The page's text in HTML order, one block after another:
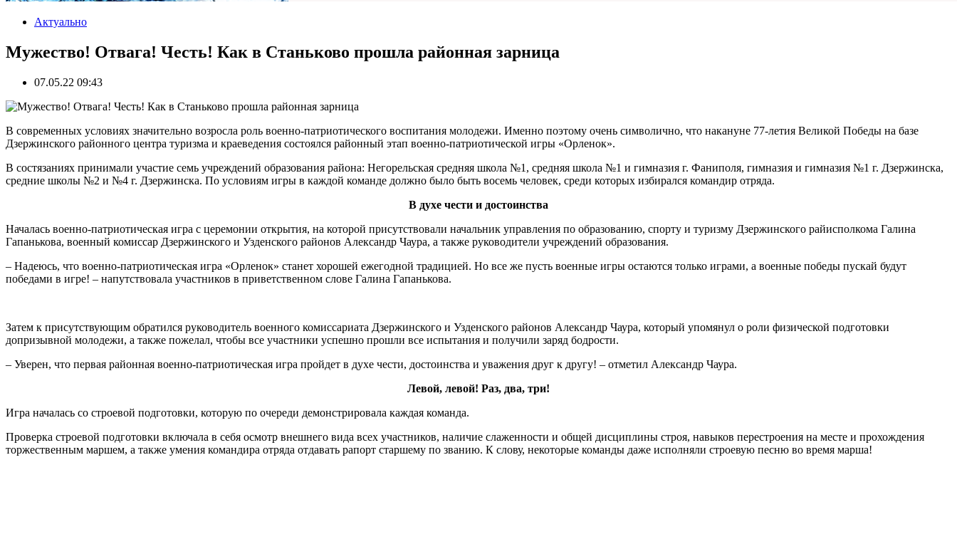
Актуально
Мужество! Отвага! Честь! Как в Станьково прошла районная зарница
07.05.22 09:43
В современных условиях значительно возросла роль военно-патриотического воспитания молодежи. Именно поэтому очень символично, что накануне 77-летия Великой Победы на базе
Дзержинского районного центра туризма и краеведения состоялся районный этап военно-патриотической игры «Орленок».
В состязаниях принимали участие семь учреждений образования района: Негорельская средняя школа №1, средняя школа №1 и гимназия г. Фаниполя, гимназия и гимназия №1 г. Дзержинска,
средние школы №2 и №4 г. Дзержинска. По условиям игры в каждой команде должно было быть восемь человек, среди которых избирался командир отряда.
В духе чести и достоинства
Началась военно-патриотическая игра с церемонии открытия, на которой присутствовали начальник управления по образованию, спорту и туризму Дзержинского райисполкома Галина
Гапанькова, военный комиссар Дзержинского и Узденского районов Александр Чаура, а также руководители учреждений образования.
– Надеюсь, что военно-патриотическая игра «Орленок» станет хорошей ежегодной традицией. Но все же пусть военные игры остаются только играми, а военные победы пускай будут
победами в игре! – напутствовала участников в приветственном слове Галина Гапанькова.
Затем к присутствующим обратился руководитель военного комиссариата Дзержинского и Узденского районов Александр Чаура, который упомянул о роли физической подготовки
допризывной молодежи, а также пожелал, чтобы все участники успешно прошли все испытания и получили заряд бодрости.
– Уверен, что первая районная военно-патриотическая игра пройдет в духе чести, достоинства и уважения друг к другу! – отметил Александр Чаура.
Левой, левой! Раз, два, три!
Игра началась со строевой подготовки, которую по очереди демонстрировала каждая команда.
Проверка строевой подготовки включала в себя осмотр внешнего вида всех участников, наличие слаженности и общей дисциплины строя, навыков перестроения на месте и прохождения
торжественным маршем, а также умения командира отряда отдавать рапорт старшему по званию. К слову, некоторые команды даже исполняли строевую песню во время марша!